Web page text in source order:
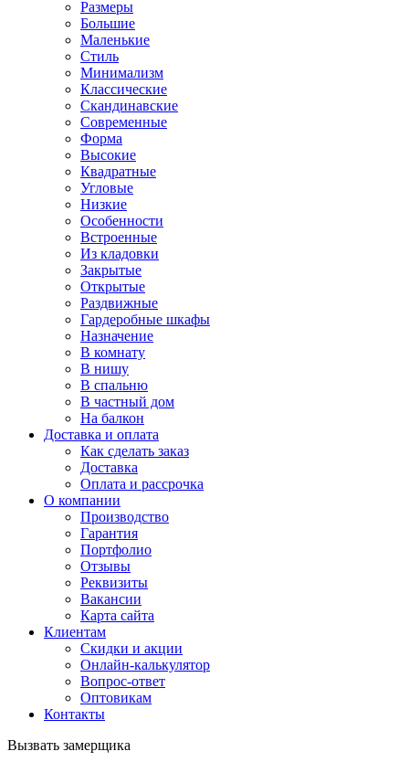
Размеры
Большие
Маленькие
Стиль
Минимализм
Классические
Скандинавские
Современные
Форма
Высокие
Квадратные
Угловые
Низкие
Особенности
Встроенные
Из кладовки
Закрытые
Открытые
Раздвижные
Гардеробные шкафы
Назначение
В комнату
В нишу
В спальню
В частный дом
На балкон
Доставка и оплата
Как сделать заказ
Доставка
Оплата и рассрочка
О компании
Производство
Гарантия
Портфолио
Отзывы
Реквизиты
Вакансии
Карта сайта
Клиентам
Скидки и акции
Онлайн-калькулятор
Вопрос-ответ
Оптовикам
Контакты
Вызвать замерщика